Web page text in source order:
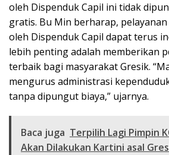
oleh Dispenduk Capil ini tidak
gratis. Bu Min berharap,
oleh Dispenduk Capil dapat terus
lebih penting adalah memberikan
terbaik bagi masyarakat Gresik.
mengurus administrasi
tanpa dipungut biaya,” ujarnya.
Baca juga Terpilih Lagi Pimpin
Akan Dilakukan Kartini asal